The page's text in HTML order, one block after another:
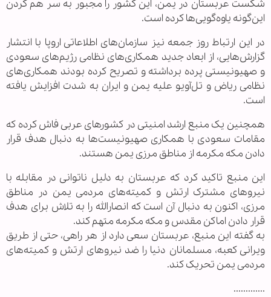
شکست عربستان در یمن، این کشور را مجبور به سر هم کردن
این‌گونه یاوه‌گویی‌ها کرده است.
در این ارتباط روز جمعه نیز سازمان‌های اطلاعاتی اروپا با انتشار
گزارش‌هایی، از ابعاد جدید همکاری‌های نظامی رژیم‌های سعودی
و صهیونیستی پرده برداشته و تصریح کرده بودند همکاری‌های
نظامی ریاض و تل‌آویو علیه یمن و ایران به شدت افزایش یافته
است.
همچنین یک منبع ارشد امنیتی در کشورهای عربی فاش کرده که
مقامات سعودی با همکاری صهیونیست‌ها به دنبال هدف قرار
دادن مکه مکرمه از مناطق مرزی یمن هستند.
این منبع تاکید کرد که عربستان به دلیل ناتوانی در مقابله با
نیروهای مشترک ارتش و کمیته‌های مردمی یمن در مناطق
مرزی، اکنون به دنبال آن است که انصارالله را به تلاش برای هدف
قرار دادن اماکن مقدس و مکه مکرمه متهم کند.
به گفته این منبع، عربستان سعی دارد از هر راهی، حتی از طریق
ویرانی کعبه، مسلمانان دنیا را ضد نیروهای ارتش و کمیته‌های
مردمی یمن تحریک کند.
.............